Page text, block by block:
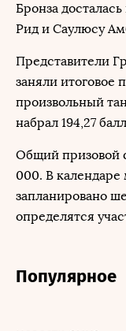
Бронза
Рид и Саулюсу
Представители
заняли итоговое
произвольный
набрал 194,27
Общий призовой
000. В
запланировано
определятся
Популярное